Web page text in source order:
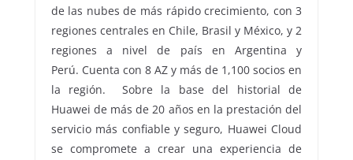
de las nubes de más rápido crecimiento, con 3
regiones centrales en Chile, Brasil y México, y 2
regiones a nivel de país en Argentina y
Perú. Cuenta con 8 AZ y más de 1,100 socios en
la región. Sobre la base del historial de
Huawei de más de 20 años en la prestación del
servicio más confiable y seguro, Huawei Cloud
se compromete a crear una experiencia de